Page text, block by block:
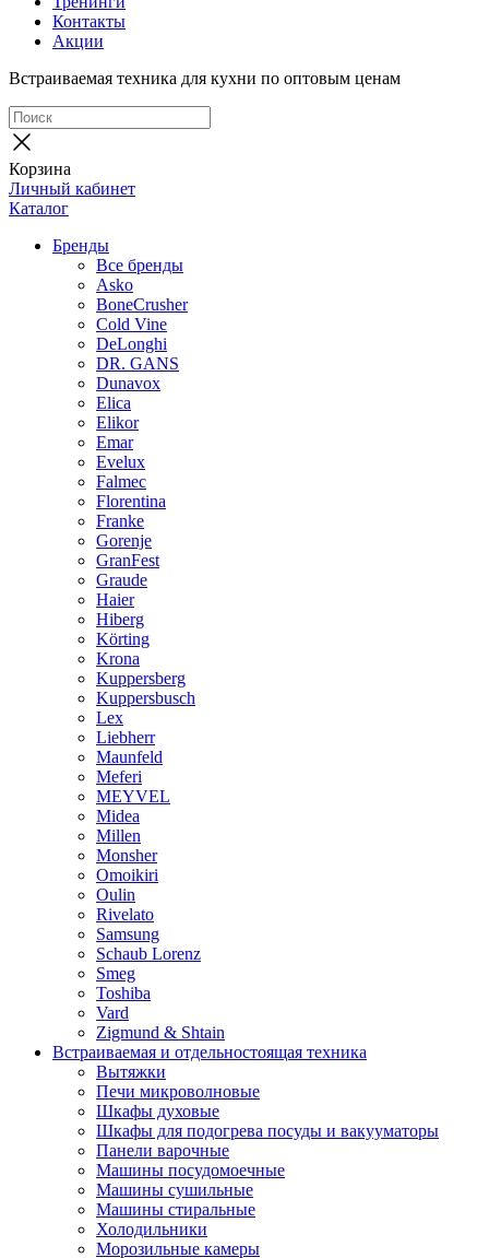
Контакты
Акции
Встраиваемая техника для кухни по оптовым ценам
Корзина
Личный кабинет
Каталог
Бренды
Все бренды
Asko
BoneCrusher
Cold Vine
DeLonghi
DR. GANS
Dunavox
Elica
Elikor
Emar
Evelux
Falmec
Florentina
Franke
Gorenje
GranFest
Graude
Haier
Hiberg
Körting
Krona
Kuppersberg
Kuppersbusch
Lex
Liebherr
Maunfeld
Meferi
MEYVEL
Midea
Millen
Monsher
Omoikiri
Oulin
Rivelato
Samsung
Schaub Lorenz
Smeg
Toshiba
Vard
Zigmund & Shtain
Встраиваемая и отдельностоящая техника
Вытяжки
Печи микроволновые
Шкафы духовые
Шкафы для подогрева посуды и вакууматоры
Панели варочные
Машины посудомоечные
Машины сушильные
Машины стиральные
Холодильники
Морозильные камеры